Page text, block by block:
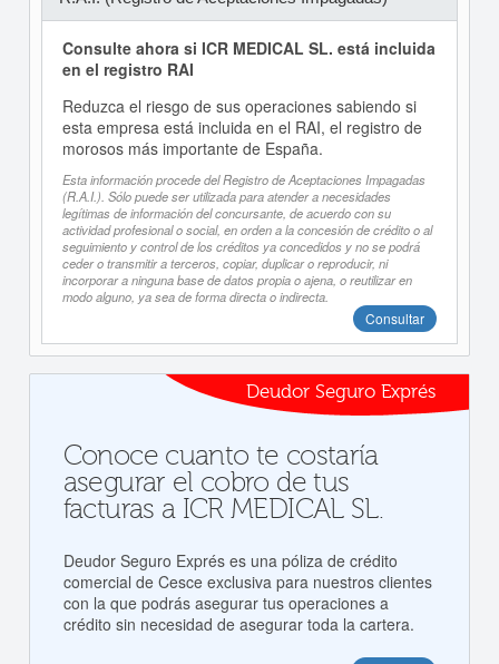
Consulte ahora si ICR MEDICAL SL. está incluida
en el registro RAI
Reduzca el riesgo de sus operaciones sabiendo si
esta empresa está incluida en el RAI, el registro de
morosos más importante de España.
Esta información procede del Registro de Aceptaciones Impagadas
(R.A.I.). Sólo puede ser utilizada para atender a necesidades
legítimas de información del concursante, de acuerdo con su
actividad profesional o social, en orden a la concesión de crédito o al
seguimiento y control de los créditos ya concedidos y no se podrá
ceder o transmitir a terceros, copiar, duplicar o reproducir, ni
incorporar a ninguna base de datos propia o ajena, o reutilizar en
modo alguno, ya sea de forma directa o indirecta.
Consultar
Deudor Seguro Exprés
Conoce cuanto te costaría
asegurar el cobro de tus
facturas a ICR MEDICAL SL.
Deudor Seguro Exprés es una póliza de crédito
comercial de Cesce exclusiva para nuestros clientes
con la que podrás asegurar tus operaciones a
crédito sin necesidad de asegurar toda la cartera.